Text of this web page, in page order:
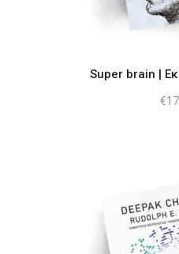
Super brain |
€